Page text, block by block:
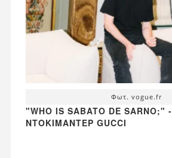
Φωτ. vogue.fr
"WHO IS SABATO DE SARNO;" -
ΝΤΟΚΙΜΑΝΤΈΡ GUCCI